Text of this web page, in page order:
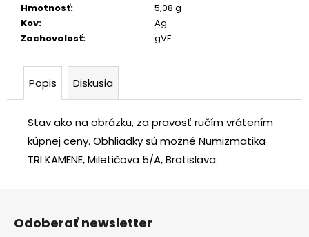
Hmotnosť:
5,08 g
Kov:
Ag
Zachovalosť: gVF
Popis Diskusia
Stav ako na obrázku, za pravosť ručím vrátením
kúpnej ceny. Obhliadky sú možné Numizmatika
TRI KAMENE, Miletičova 5/A, Bratislava.
Z
Odoberať newsletter